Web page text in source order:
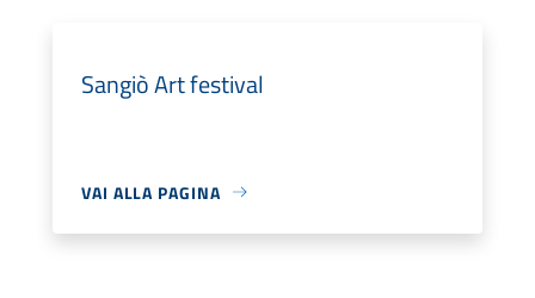
Sangiò Art festival
VAI ALLA PAGINA